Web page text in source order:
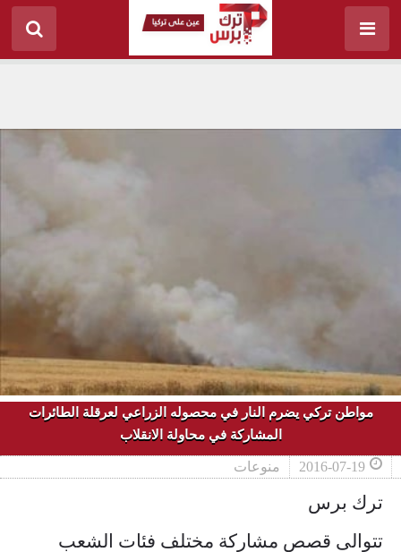
مواطن تركي يضرم النار في محصوله الزراعي لعرقلة الطائرات
المشاركة في محاولة الانقلاب
2016-07-19 منوعات
ترك برس
تتوالى قصص مشاركة مختلف فئات الشعب